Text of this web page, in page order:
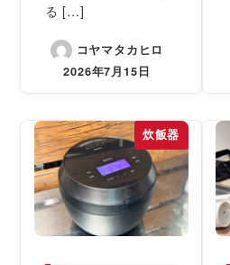
る […]
コヤマタカヒロ
2026年7月15日
炊飯器